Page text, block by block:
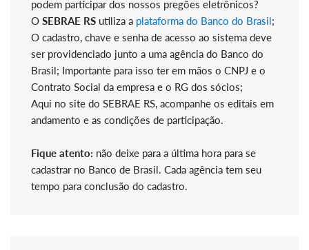
podem participar dos nossos pregões eletrônicos?
O SEBRAE RS utiliza a plataforma do Banco do Brasil;
O cadastro, chave e senha de acesso ao sistema deve
ser providenciado junto a uma agência do Banco do
Brasil; Importante para isso ter em mãos o CNPJ e o
Contrato Social da empresa e o RG dos sócios;
Aqui no site do SEBRAE RS, acompanhe os editais em
andamento e as condições de participação.
Fique atento: não deixe para a última hora para se
cadastrar no Banco de Brasil. Cada agência tem seu
tempo para conclusão do cadastro.